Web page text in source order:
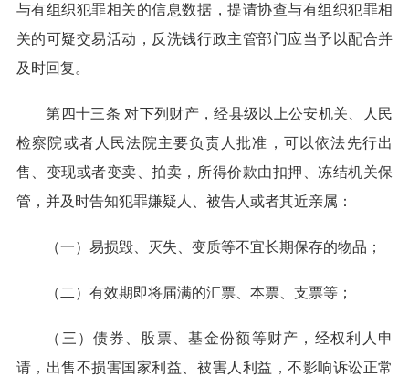
与有组织犯罪相关的信息数据，提请协查与有组织犯罪相
关的可疑交易活动，反洗钱行政主管部门应当予以配合并
及时回复。
第四十三条 对下列财产，经县级以上公安机关、人民
检察院或者人民法院主要负责人批准，可以依法先行出
售、变现或者变卖、拍卖，所得价款由扣押、冻结机关保
管，并及时告知犯罪嫌疑人、被告人或者其近亲属：
（一）易损毁、灭失、变质等不宜长期保存的物品；
（二）有效期即将届满的汇票、本票、支票等；
（三）债券、股票、基金份额等财产，经权利人申
请，出售不损害国家利益、被害人利益，不影响诉讼正常